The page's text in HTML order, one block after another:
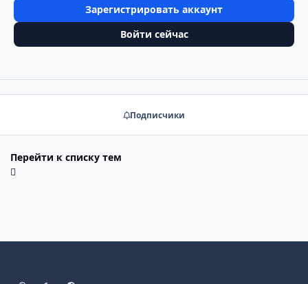
Зарегистрировать аккаунт
Войти сейчас
Подписчики
Перейти к списку тем
Светлый режим
Тёмный режим
Системные настройки